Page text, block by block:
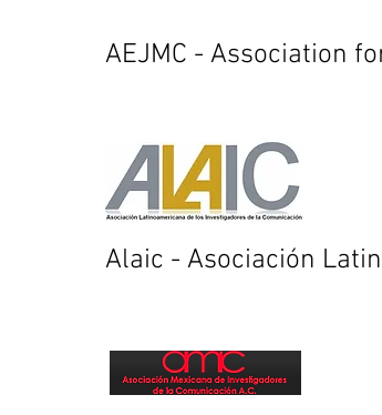
AEJMC - Association
Alaic - Asociación